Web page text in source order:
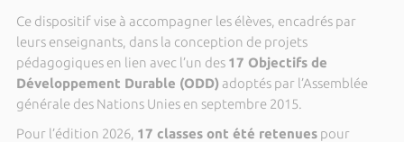
Ce dispositif vise à accompagner les élèves, encadrés par
leurs enseignants, dans la conception de projets
pédagogiques en lien avec l’un des 17 Objectifs de
Développement Durable (ODD)adoptés par l’Assemblée
générale des Nations Unies en septembre 2015.
Pour l’édition 2026, 17 classes ont été retenuespour